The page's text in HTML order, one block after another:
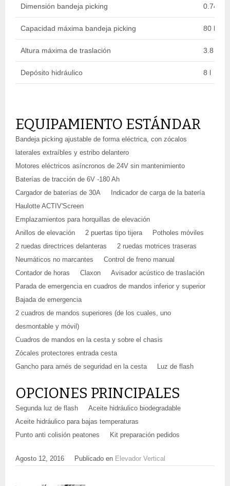
Dimensión bandeja picking 0.74 x
Capacidad máxima bandeja picking 80 kg
Altura máxima de traslación 3.8 m
Depósito hidráulico 8 l
EQUIPAMIENTO ESTÁNDAR
Bandeja picking ajustable de forma eléctrica, con zócalos
laterales extraíbles y estribo delantero
Motores eléctricos asíncronos de 24V sin mantenimiento
Baterías de tracción de 6V -180 Ah
Cargador de baterías de 30A
Indicador de carga de la batería
Haulotte ACTIV'Screen
Emplazamientos para horquillas de elevación
Anillos de elevación
2 puertas tipo tijera
Potholes móviles
2 ruedas directrices delanteras
2 ruedas motrices traseras
Neumáticos no marcantes
Control de freno manual
Contador de horas
Claxon
Avisador acústico de traslación
Parada de emergencia en cuadros de mandos inferior y superior
Bajada de emergencia
2 cuadros de mandos superiores (de los cuales, uno
desmontable y móvil)
Cuadros de mandos en la cesta y sobre el chasis
Zócales protectores entrada cesta
Gancho para arnés de seguridad en la cesta
Luz de flash
OPCIONES PRINCIPALES
Segunda luz de flash
Aceite hidráulico biodegradable
Aceite hidráulico para bajas temperaturas
Punto anti colisión peatones
Kit preparación pedidos
Agosto 12, 2016 Publicado en Elevador Vertical